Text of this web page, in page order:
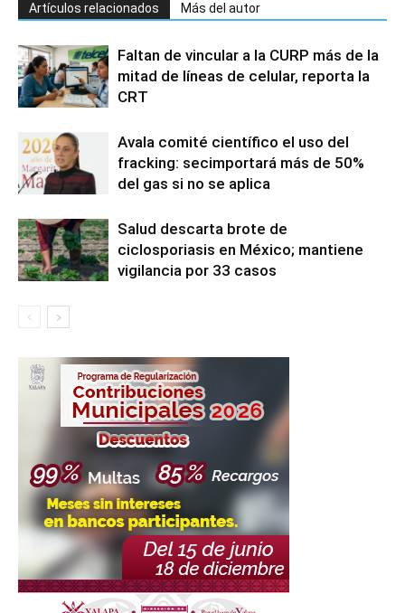
Artículos relacionados Más del autor
Faltan de vincular a la CURP más de la
mitad de líneas de celular, reporta la
CRT
Avala comité científico el uso del
fracking: secimportará más de 50%
del gas si no se aplica
Salud descarta brote de
ciclosporiasis en México; mantiene
vigilancia por 33 casos